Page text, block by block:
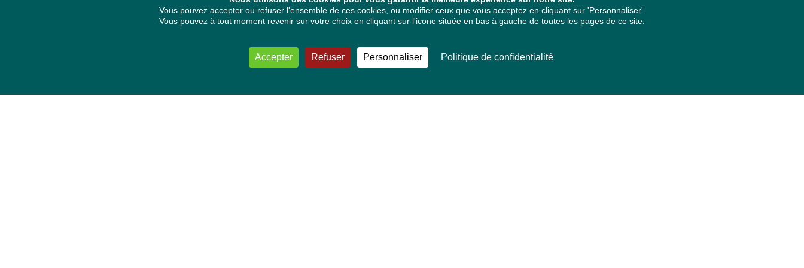
Vous pouvez accepter ou refuser l'ensemble de ces cookies, ou modifier ceux que vous acceptez en cliquant sur 'Personnaliser'.
Vous pouvez à tout moment revenir sur votre choix en cliquant sur l'icone située en bas à gauche de toutes les pages de ce site.
Accepter Refuser Personnaliser Politique de confidentialité